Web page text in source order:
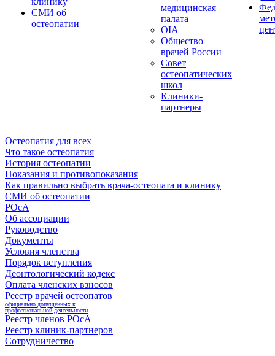
СМИ об
остеопатии
медицинская
палата
OIA
Общество
врачей России
Совет
остеопатических
школ
Клиники-
партнеры
Остеопатия для всех
Что такое остеопатия
История остеопатии
Показания и противопоказания
Как правильно выбрать врача-остеопата и клинику
СМИ об остеопатии
РОсА
Об ассоциации
Руководство
Документы
Условия членства
Порядок вступления
Деонтологический кодекс
Оплата членских взносов
Реестр врачей остеопатов
официально допущенных к
профессиональной деятельности
Реестр членов РОсА
Реестр клиник-партнеров
Сотрудничество